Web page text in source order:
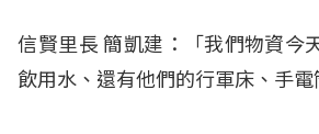
信賢里長 簡凱建：「我們物資今
飲用水、還有他們的行軍床、手